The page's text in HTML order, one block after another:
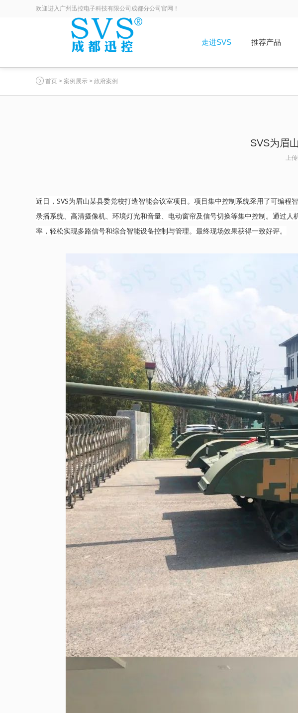
欢迎进入广州迅控电子科技有限公司成都分公司官网！
走进SVS 推荐产品
首页 > 案例展示 > 政府案例
SVS为眉
上
近日 ， SVS为眉山某县委党校打造智能会议室项目。项目集中控制系统采用了可编程
录播系统、高清摄像机、环境灯光和音量、电动窗帘及信号切换等集中控制。通过
率，轻松实现多路信号和综合智能设备控制与管理。最终现场效果获得一致好评。